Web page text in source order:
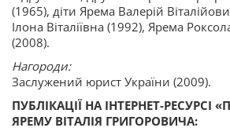
(1965), діти Ярема Валерій
Ілона Віталіївна (1992), Ярема
(2008).
Нагороди:
Заслужений юрист України (2009).
ПУБЛІКАЦІЇ НА ІНТЕРНЕТ-РЕСУРСІ
ЯРЕМУ ВІТАЛІЯ ГРИГОРОВИЧА: